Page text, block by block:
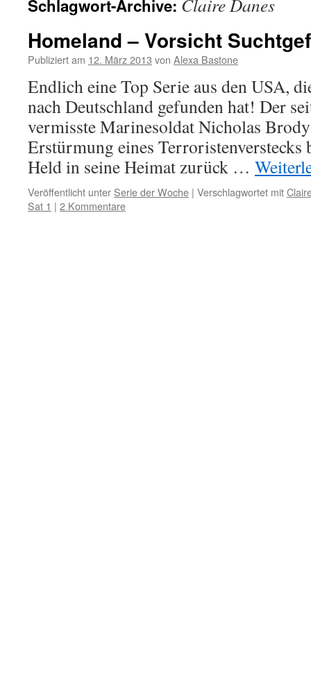
Schlagwort-Archive: Claire Danes
Homeland – Vorsicht
Publiziert am 12. März 2013 von Alexa Bastone
Endlich eine Top Serie aus den USA,
nach Deutschland gefunden hat! Der
vermisste Marinesoldat Nicholas
Erstürmung eines
Held in seine Heimat zurück …
Veröffentlicht unter Serie der Woche | Verschlagwortet mit
Sat 1 | 2 Kommentare